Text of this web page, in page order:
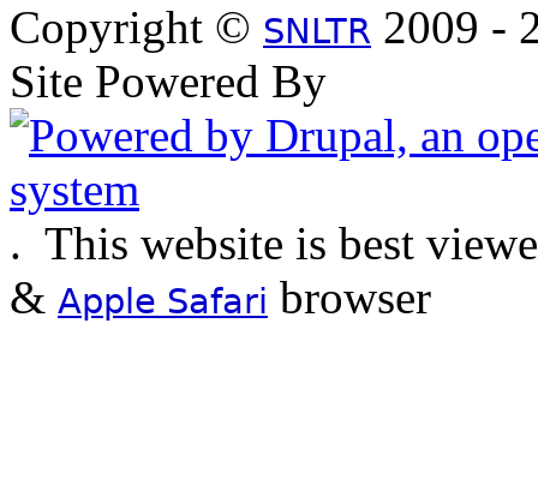
Copyright © SNLTR 2009 -
Site Powered By
. This website is best
& Apple Safari browser